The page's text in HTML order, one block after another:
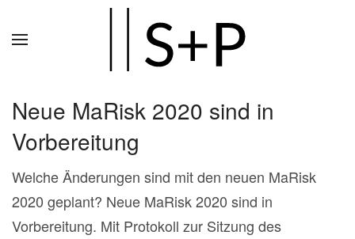
Neue MaRisk 2020 sind in
Vorbereitung
Welche Änderungen sind mit den neuen MaRisk
2020 geplant? Neue MaRisk 2020 sind in
Vorbereitung. Mit Protokoll zur Sitzung des